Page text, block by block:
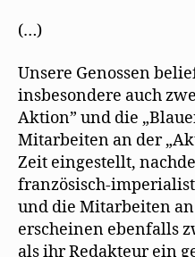
(…)
Unsere Genossen
insbesondere auch
Aktion” und die
Mitarbeiten an der
Zeit eingestellt,
französisch-
und die Mitarbeiten
erscheinen ebenfalls
als ihr Redakteur ein